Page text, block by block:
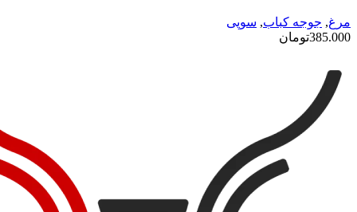
مرغ, جوجه کباب, سوپی
385.000تومان